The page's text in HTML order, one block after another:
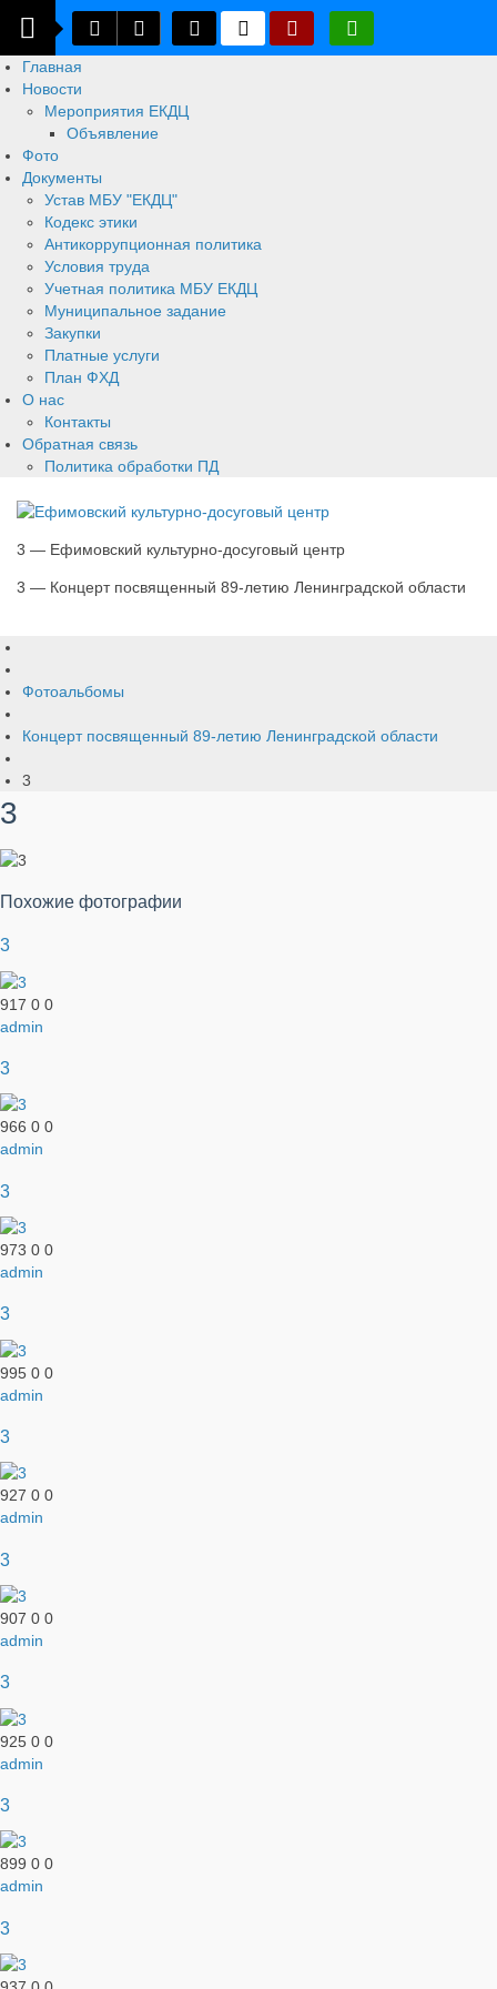
Главная
Новости
Мероприятия ЕКДЦ
Объявление
Фото
Документы
Устав МБУ "ЕКДЦ"
Кодекс этики
Антикоррупционная политика
Условия труда
Учетная политика МБУ ЕКДЦ
Муниципальное задание
Закупки
Платные услуги
План ФХД
О нас
Контакты
Обратная связь
Политика обработки ПД
3 — Ефимовский культурно-досуговый центр
3 — Концерт посвященный 89-летию Ленинградской области
Фотоальбомы
Концерт посвященный 89-летию Ленинградской области
3
3
Похожие фотографии
3
917 0 0
admin
3
966 0 0
admin
3
973 0 0
admin
3
995 0 0
admin
3
927 0 0
admin
3
907 0 0
admin
3
925 0 0
admin
3
899 0 0
admin
3